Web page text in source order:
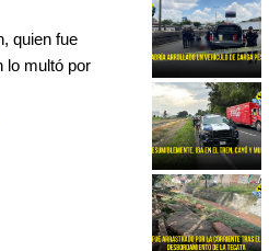
quien fue
lo multó por